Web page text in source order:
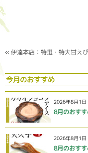
« 伊達本店：特選・特大甘え
今月のおすすめ
2026年8月1日
8月のおすす
2026年8月1日
8月のおす